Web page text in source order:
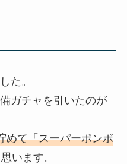
た。
ガチャを引いたのが
めて「スーパーポンボ
います。